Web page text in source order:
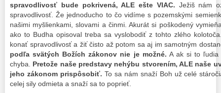
spravodlivosť bude pokrivená, ALE ešte VIAC. Ježiš nám
spravodlivosť. Že jednoducho to čo vidíme s pozemskými
našimi myšlienkami, slovami a činmi. Akurát si poškodený
ako to Budha opisoval treba sa vyslobodiť z tohto zlého
konať spravodlivosť a žiť čisto až potom sa aj im samotným
podľa svätých Božích zákonov nie je možné. A ak si to ľudia
chyba. Pretože naše predstavy nehýbu stvorením, ALE naše
jeho zákonom prispôsobiť. To sa nám snaží Boh už celé
celej sily odmieta a snaží sa to poprieť.